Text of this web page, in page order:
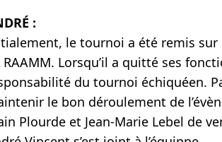
:
le tournoi a été remis sur
RAAMM. Lorsqu’il a quitté ses
du tournoi échiquéen.
le bon déroulement de
Plourde et Jean-Marie Lebel de